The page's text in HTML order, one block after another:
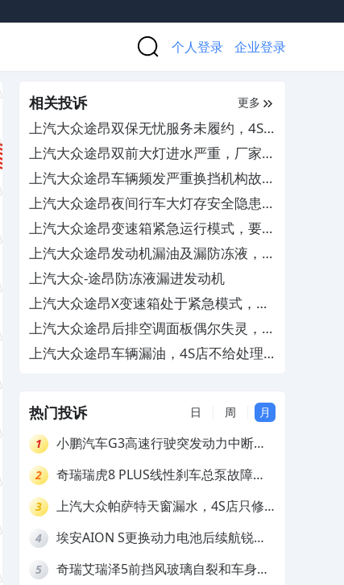
个人登录 企业登录
相关投诉 更多
上汽大众途昂双保无忧服务未履约，4S
店跑路无人管
上汽大众途昂双前大灯进水严重，厂家和
4S店不负责任不处理
上汽大众途昂车辆频发严重换挡机构故
障，要求厂家予以退车
上汽大众途昂夜间行车大灯存安全隐患，
4S店无法调整解决
上汽大众途昂变速箱紧急运行模式，要求
免费更换TCU
上汽大众途昂发动机漏油及漏防冻液，
4S查不出原因无法解决
上汽大众-途昂防冻液漏进发动机
上汽大众途昂X变速箱处于紧急模式，导
致缺失奇数挡位
上汽大众途昂后排空调面板偶尔失灵，售
后置之不理
上汽大众途昂车辆漏油，4S店不给处理
热门投诉 日 周 月
1
小鹏汽车G3高速行驶突发动力中断，
2
奇瑞瑞虎8 PLUS线性刹车总泵故障，
3
上汽大众帕萨特天窗漏水，4S店只修
4
埃安AION S更换动力电池后续航锐
5
奇瑞艾瑞泽5前挡风玻璃自裂和车身多